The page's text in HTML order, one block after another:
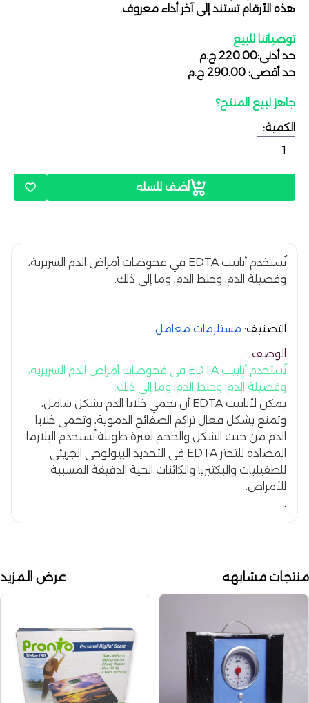
هذه الأرقام تستند إلى آخر أداء معروف.
توصياتنا للبيع
حد أدنى:220.00 ج.م
حد أقصى: 290.00 ج.م
جاهز لبيع المنتج؟
الكمية:
أضف للسله
تُستخدم أنابيب EDTA في فحوصات أمراض الدم السريرية،
وفصيلة الدم، وخلط الدم، وما إلى ذلك.
التصنيف: مستلزمات معامل
الوصف :
تُستخدم أنابيب EDTA في فحوصات أمراض الدم السريرية،
وفصيلة الدم، وخلط الدم، وما إلى ذلك.
يمكن لأنابيب EDTA أن تحمي خلايا الدم بشكل شامل،
وتمنع بشكل فعال تراكم الصفائح الدموية، وتحمي خلايا
الدم من حيث الشكل والحجم لفترة طويلة.تُستخدم البلازما
المضادة للتخثر EDTA في التحديد البيولوجي الجزيئي
للطفيليات والبكتيريا والكائنات الحية الدقيقة المسببة
للأمراض.
منتجات مشابهه عرض المزيد